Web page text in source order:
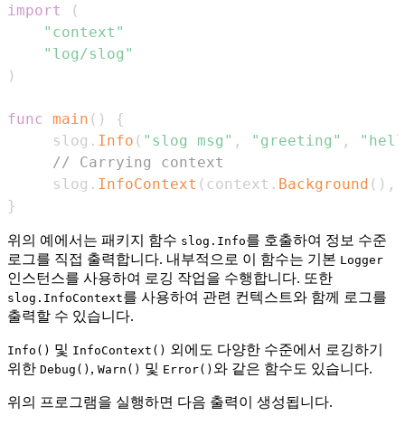
import
(
"context"
"log/slog"
)
func main ( )
{
	 slog
. Info ( "slog msg" , "greeting" ,
// Carrying context
	 slog
. InfoContext ( context . Background ( ) ,
}
위의 예에서는 패키지 함수 slog.Info를 호출하여 정보 수준
로그를 직접 출력합니다. 내부적으로 이 함수는 기본 Logger
인스턴스를 사용하여 로깅 작업을 수행합니다. 또한
slog.InfoContext를 사용하여 관련 컨텍스트와 함께 로그를
출력할 수 있습니다.
Info() 및 InfoContext() 외에도 다양한 수준에서 로깅하기
위한 Debug() , Warn() 및 Error() 와 같은 함수도 있습니다.
위의 프로그램을 실행하면 다음 출력이 생성됩니다.